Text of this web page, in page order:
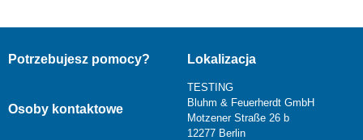
Potrzebujesz pomocy?
Osoby kontaktowe
Lokalizacja
TESTING
Bluhm & Feuerherdt GmbH
Motzener Straße 26 b
12277 Berlin